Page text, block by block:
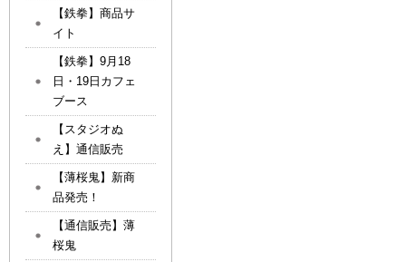
【鉄拳】商品サ
イト
【鉄拳】9月18
日・19日カフェ
ブース
【スタジオぬ
え】通信販売
【薄桜鬼】新商
品発売！
【通信販売】薄
桜鬼